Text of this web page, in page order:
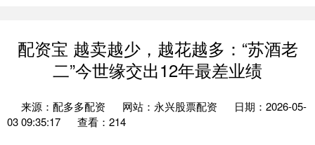
配资宝 越卖越少，越花越多：“苏酒老
二”今世缘交出12年最差业绩
来源：配多多配资 网站：永兴股票配资
日期：2026-05-
03 09:35:17
查看：214